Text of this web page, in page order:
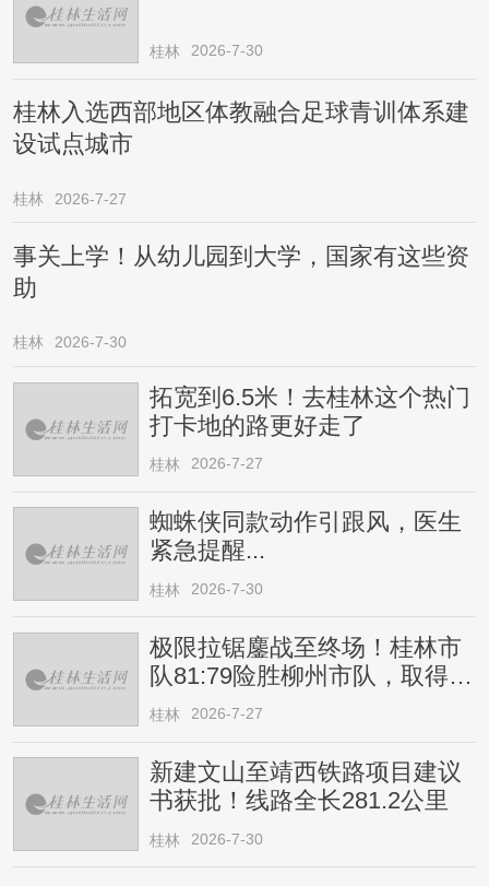
桂林 2026-7-30
桂林入选西部地区体教融合足球青训体系建
设试点城市
桂林 2026-7-27
事关上学！从幼儿园到大学，国家有这些资
助
桂林 2026-7-30
拓宽到6.5米！去桂林这个热门
打卡地的路更好走了
桂林 2026-7-27
蜘蛛侠同款动作引跟风，医生
紧急提醒...
桂林 2026-7-30
极限拉锯鏖战至终场！桂林市
队81:79险胜柳州市队，取得四
连胜
桂林 2026-7-27
新建文山至靖西铁路项目建议
书获批！线路全长281.2公里
桂林 2026-7-30